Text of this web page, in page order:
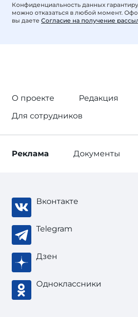
Конфиденциальность данных
можно отказаться в любой момент.
вы даете Согласие на получение
О проекте
Редакция
Для сотрудников
Реклама Документы
Вконтакте
Telegram
Дзен
Одноклассники